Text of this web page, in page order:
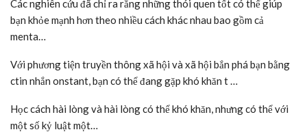
Các nghiên cứu đã chỉ ra rằng những thói quen tốt có thể giúp
bạn khỏe mạnh hơn theo nhiều cách khác nhau bao gồm cả
menta…
Với phương tiện truyền thông xã hội và xã hội bắn phá bạn bằng
ctin nhắn onstant, bạn có thể đang gặp khó khăn t …
Học cách hài lòng và hài lòng có thể khó khăn, nhưng có thể với
một số kỷ luật một…